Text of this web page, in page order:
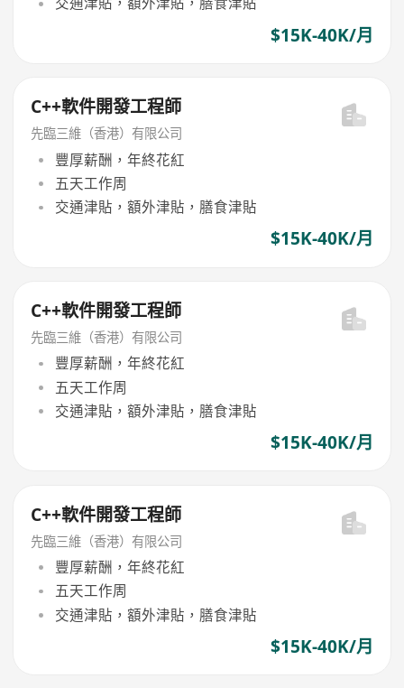
$15K-40K/月
C++軟件開發工程師
先臨三維（香港）有限公司
豐厚薪酬，年終花紅
五天工作周
交通津貼，額外津貼，膳食津貼
$15K-40K/月
C++軟件開發工程師
先臨三維（香港）有限公司
豐厚薪酬，年終花紅
五天工作周
交通津貼，額外津貼，膳食津貼
$15K-40K/月
C++軟件開發工程師
先臨三維（香港）有限公司
豐厚薪酬，年終花紅
五天工作周
交通津貼，額外津貼，膳食津貼
$15K-40K/月